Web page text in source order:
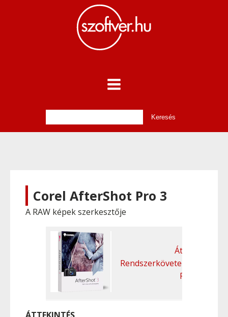
Corel AfterShot Pro 3
A RAW képek szerkesztője
Áttekintés
Rendszerkövetelmények
Funkciók